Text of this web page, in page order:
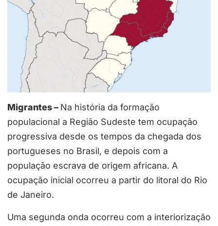
Migrantes – Na história da formação
populacional a Região Sudeste tem ocupação
progressiva desde os tempos da chegada dos
portugueses no Brasil, e depois com a
população escrava de origem africana. A
ocupação inicial ocorreu a partir do litoral do Rio
de Janeiro.
Uma segunda onda ocorreu com a interiorização